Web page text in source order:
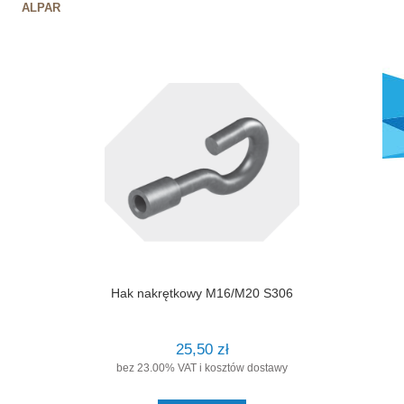
ALPAR
Hak nakrętkowy M16/M20 S306
25,50 zł
bez 23.00% VAT i kosztów dostawy